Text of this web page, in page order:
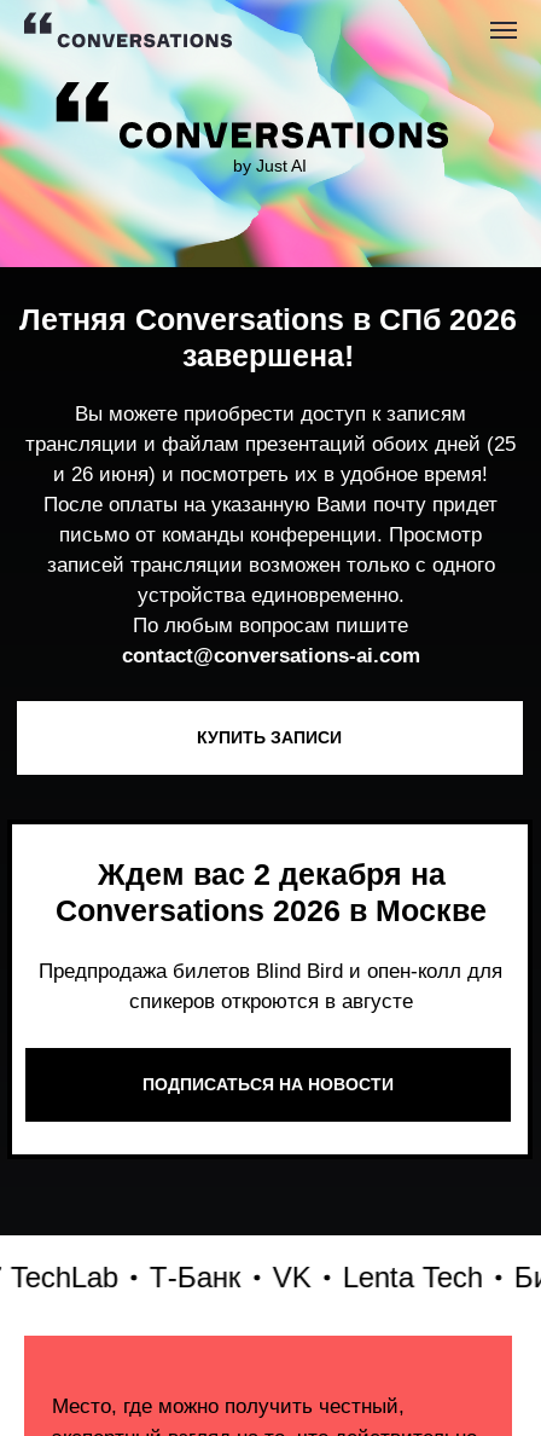
by Just AI
трансляции и файлам презентаций обоих дней (25
После оплаты на указанную Вами почту придет
записей трансляции возможен только с одного
устройства единовременно.
По любым вопросам пишите
contact@conversations-ai.co m
Летняя Conversations в СПб 2026
завершена!
Ждем вас 2 декабря на
Conversations 2026 в Москве
ПОДПИСАТЬСЯ НА НОВОСТИ
Т-Банк VK Lenta Tech
Место, где можно получить честный,
работает и формирует рынок генеративного